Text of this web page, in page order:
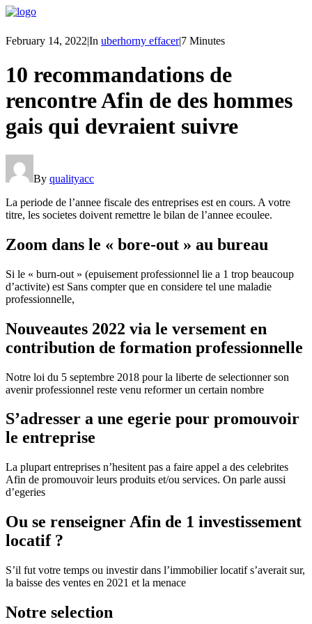
February 14, 2022|In uberhorny effacer|7 Minutes
10 recommandations de
rencontre Afin de des hommes
gais qui devraient suivre
By qualityacc
La periode de l’annee fiscale des entreprises est en cours. A votre
titre, les societes doivent remettre le bilan de l’annee ecoulee.
Zoom dans le « bore-out » au bureau
Si le « burn-out » (epuisement professionnel lie a 1 trop beaucoup
d’activite) est Sans compter que en considere tel une maladie
professionnelle,
Nouveautes 2022 via le versement en
contribution de formation professionnelle
Notre loi du 5 septembre 2018 pour la liberte de selectionner son
avenir professionnel reste venu reformer un certain nombre
S’adresser a une egerie pour promouvoir
le entreprise
La plupart entreprises n’hesitent pas a faire appel a des celebrites
Afin de promouvoir leurs produits et/ou services. On parle aussi
d’egeries
Ou se renseigner Afin de 1 investissement
locatif ?
S’il fut votre temps ou investir dans l’immobilier locatif s’averait sur,
la baisse des ventes en 2021 et la menace
Notre selection